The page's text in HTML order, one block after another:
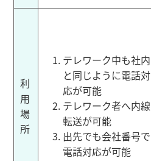
利
用
場
所
テレワーク中も社内
と同じように電話対
応が可能
テレワーク者へ内線
転送が可能
出先でも会社番号で
電話対応が可能